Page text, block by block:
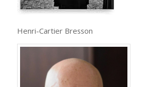
Henri-Cartier Bresson